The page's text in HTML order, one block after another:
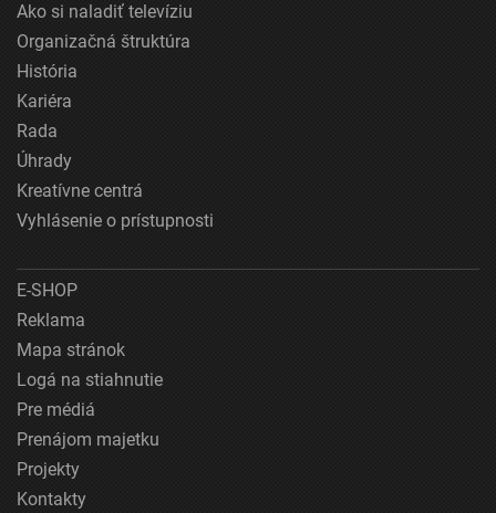
Ako si naladiť televíziu
Organizačná štruktúra
História
Kariéra
Rada
Úhrady
Kreatívne centrá
Vyhlásenie o prístupnosti
E-SHOP
Reklama
Mapa stránok
Logá na stiahnutie
Pre médiá
Prenájom majetku
Projekty
Kontakty